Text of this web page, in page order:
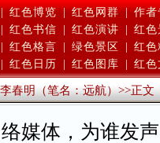
| 红色博览 | 红色网群 | 作者
红色书信 红色演讲
红色
红色格言 绿色景区
红色
红色日历 红色图库 红色
李春明（笔名：远航）>>正文
媒体，为谁发